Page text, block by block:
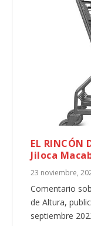
EL RINCÓN
Jiloca
23 noviembre,
Comentario
de Altura,
septiembre